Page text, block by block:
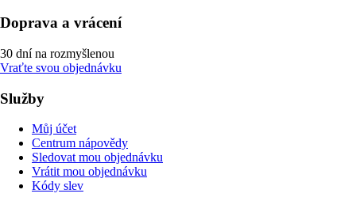
Doprava a vrácení
30 dní na rozmyšlenou
Vraťte svou objednávku
Služby
Můj účet
Centrum nápovědy
Sledovat mou objednávku
Vrátit mou objednávku
Kódy slev